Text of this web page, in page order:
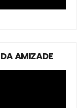
AMIZADE